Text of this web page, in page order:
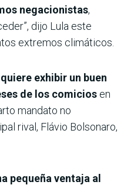
negacionistas,
dijo Lula este
extremos climáticos.
quiere exhibir un buen
de los comicios en
mandato no
rival, Flávio Bolsonaro,
pequeña ventaja al